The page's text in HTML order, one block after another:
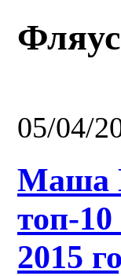
05/04/
Маша
топ-10
2015